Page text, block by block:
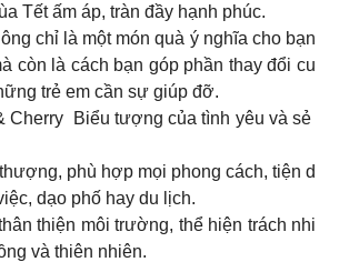
Tết ấm áp, tràn đầy hạnh phúc.
chỉ là một món quà ý nghĩa cho bạn
còn là cách bạn góp phần thay đổi cu
trẻ em cần sự giúp đỡ.
Cherry Biểu tượng của tình yêu và sẻ
phù hợp mọi phong cách, tiện d
dạo phố hay du lịch.
thiện môi trường, thể hiện trách nhi
và thiên nhiên.